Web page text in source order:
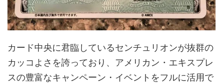
カード中央に君臨しているセンチュリオンが抜群の
カッコよさを誇っており、アメリカン・エキスプレ
スの豊富なキャンペーン・イベントをフルに活用で